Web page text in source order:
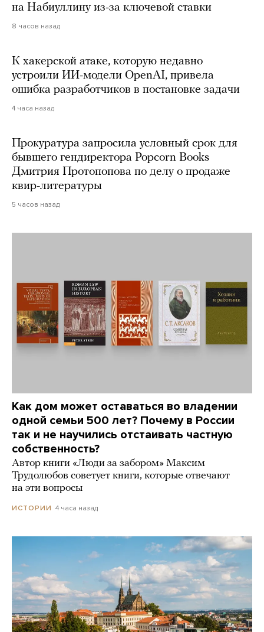
на Набиуллину из-за ключевой ставки
8 часов назад
К хакерской атаке, которую недавно
устроили ИИ-модели OpenAI, привела
ошибка разработчиков в постановке задачи
4 часа назад
Прокуратура запросила условный срок для
бывшего гендиректора Popcorn Books
Дмитрия Протопопова по делу о продаже
квир-литературы
5 часов назад
Как дом может оставаться во владении
одной семьи 500 лет? Почему в России
так и не научились отстаивать частную
собственность?
Автор книги «Люди за забором» Максим
Трудолюбов советует книги, которые отвечают
на эти вопросы
ИСТОРИИ 4 часа назад